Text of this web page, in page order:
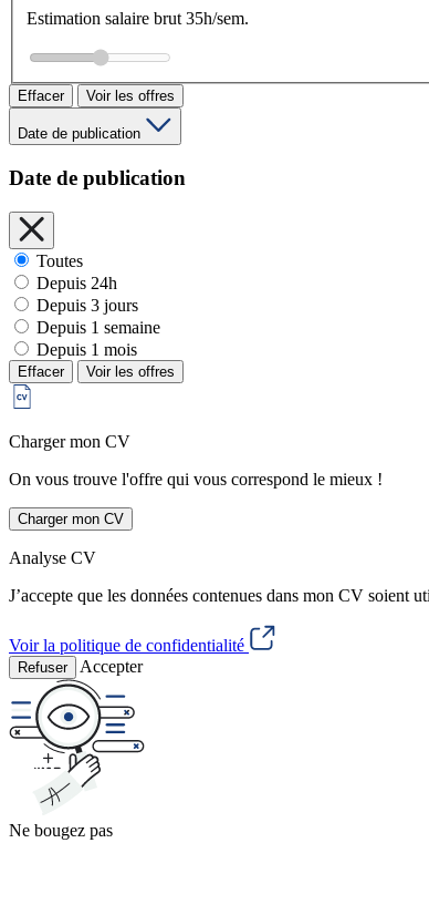
Estimation salaire brut 35h/sem.
Effacer Voir les offres
Date de publication
Date de publication
Toutes
Depuis 24h
Depuis 3 jours
Depuis 1 semaine
Depuis 1 mois
Effacer Voir les offres
Charger mon CV
On vous trouve l'offre qui vous correspond le mieux !
Charger mon CV
Analyse CV
J’accepte que les données contenues dans mon CV soient
Voir la politique de confidentialité
Refuser Accepter
Ne bougez pas